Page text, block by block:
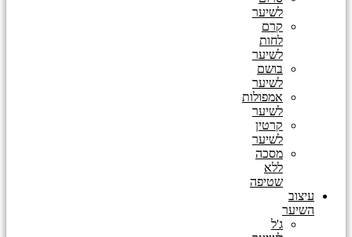
לשיער
קרם
לחות
לשיער
בושם
לשיער
אמפולות
לשיער
קרטין
לשיער
מסכה
ללא
שטיפה
עיצוב
השיער
ג'ל